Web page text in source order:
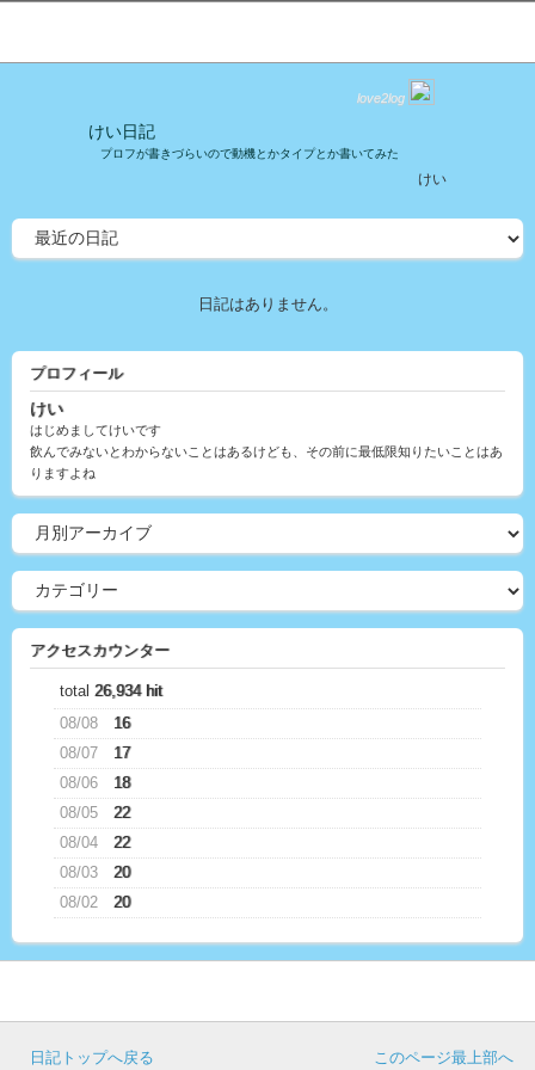
love2log
けい日記
プロフが書きづらいので動機とかタイプとか書いてみた
けい
日記はありません。
プロフィール
けい
はじめましてけいです
飲んでみないとわからないことはあるけども、その前に最低限知りたいことはあ
りますよね
アクセスカウンター
total 26,934 hit
08/08
16
08/07
17
08/06
18
08/05
22
08/04
22
08/03
20
08/02
20
このページ最上部へ
日記トップへ戻る